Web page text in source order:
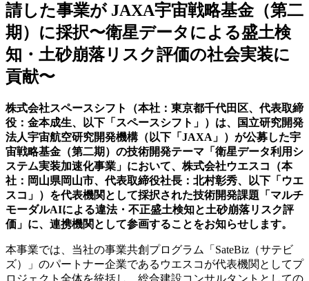
請した事業が JAXA宇宙戦略基金（第二
期）に採択〜衛星データによる盛土検
知・土砂崩落リスク評価の社会実装に
貢献〜
株式会社スペースシフト（本社：東京都千代田区、代表取締
役：金本成生、以下「スペースシフト」）は、国立研究開発
法人宇宙航空研究開発機構（以下「JAXA」）が公募した宇
宙戦略基金（第二期）の技術開発テーマ「衛星データ利用シ
ステム実装加速化事業」において、株式会社ウエスコ（本
社：岡山県岡山市、代表取締役社長：北村彰秀、以下「ウエ
スコ」）を代表機関として採択された技術開発課題「マルチ
モーダルAIによる違法・不正盛土検知と土砂崩落リスク評
価」に、連携機関として参画することをお知らせします。
本事業では、当社の事業共創プログラム「SateBiz（サテビ
ズ）」のパートナー企業であるウエスコが代表機関としてプ
ロジェクト全体を統括し、総合建設コンサルタントとしての